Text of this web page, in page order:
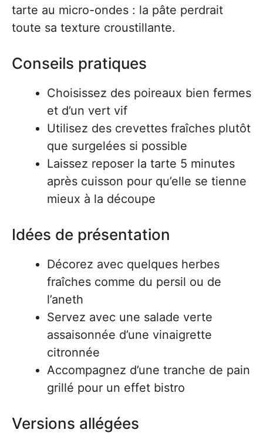
tarte au micro-ondes : la pâte perdrait
toute sa texture croustillante.
Conseils pratiques
Choisissez des poireaux bien fermes
et d’un vert vif
Utilisez des crevettes fraîches plutôt
que surgelées si possible
Laissez reposer la tarte 5 minutes
après cuisson pour qu’elle se tienne
mieux à la découpe
Idées de présentation
Décorez avec quelques herbes
fraîches comme du persil ou de
l’aneth
Servez avec une salade verte
assaisonnée d’une vinaigrette
citronnée
Accompagnez d’une tranche de pain
grillé pour un effet bistro
Versions allégées